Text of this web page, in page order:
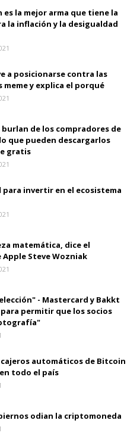
es la mejor arma que tiene la
la inflación y la desigualdad
a posicionarse contra las
y explica el porqué
de los compradores de
que pueden descargarlos
gratis
para invertir en el ecosistema
matemática, dice el
Steve Wozniak
- Mastercard y Bakkt
permitir que los socios
automáticos de Bitcoin
todo el país
odian la criptomoneda